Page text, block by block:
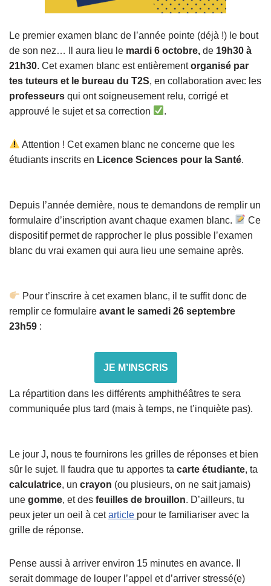
Le premier examen blanc de l’année pointe (déjà !) le bout
de son nez… Il aura lieu le mardi 6 octobre, de 19h30 à
21h30. Cet examen blanc est entièrementorganisé par
tes tuteurs et le bureau du T2S, en collaboration avec les
professeurs qui ont soigneusement relu, corrigé et
approuvé le sujet et sa correction
.
Attention ! Cet examen blanc ne concerne que les
étudiants inscrits en Licence Sciences pour la Santé.
Depuis l’année dernière, nous te demandons de remplir un
formulaire d’inscription avant chaque examen blanc.
Ce
dispositif permet de rapprocher le plus possible l’examen
blanc du vrai examen qui aura lieu une semaine après.
Pour t’inscrire à cet examen blanc, il te suffit donc de
remplir ce formulaire avant le samedi 26 septembre
23h59 :
JE M’INSCRIS
La répartition dans les différents amphithéâtres te sera
communiquée plus tard (mais à temps, ne t’inquiète pas).
Le jour J, nous te fournirons les grilles de réponses et bien
sûr le sujet. Il faudra que tu apportes ta carte étudiante, ta
calculatrice, un crayon (ou plusieurs, on ne sait jamais)
une gomme, et des feuilles de brouillon. D’ailleurs, tu
peux jeter un oeil à cetarticle pour te familiariser avec la
grille de réponse.
Pense aussi à arriver environ 15 minutes en avance. Il
serait dommage de louper l’appel et d’arriver stressé(e)